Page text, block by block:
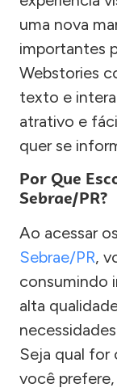
uma nova
importantes
Webstories
texto e
atrativo e
quer se
Por Que
Sebrae/PR?
Ao acessar
Sebrae/PR,
consumindo
alta
Seja qual
você